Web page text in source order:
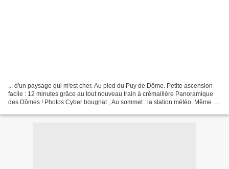
... d'un paysage qui m'est cher. Au pied du Puy de Dôme. Petite ascension
facile : 12 minutes grâce au tout nouveau train à crémaillère Panoramique
des Dômes ! Photos Cyber bougnat , Au sommet : la station météo. Même s'il